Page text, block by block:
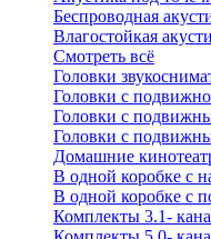
Беспроводная
Влагостойкая
Смотреть всё
Головки
Головки с
Головки с
Головки с
Домашние
В одной коробке с
В одной коробке с
Комплекты 3.1-